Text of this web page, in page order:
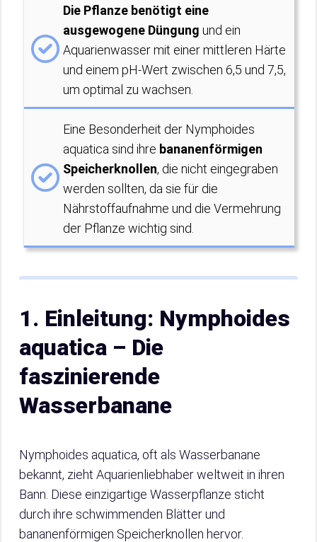
Die Pflanze benötigt eine
ausgewogene Düngung und ein
Aquarienwasser mit einer mittleren Härte
und einem pH-Wert zwischen 6,5 und 7,5,
um optimal zu wachsen.
Eine Besonderheit der Nymphoides
aquatica sind ihre bananenförmigen
Speicherknollen, die nicht eingegraben
werden sollten, da sie für die
Nährstoffaufnahme und die Vermehrung
der Pflanze wichtig sind.
1. Einleitung: Nymphoides
aquatica – Die
faszinierende
Wasserbanane
Nymphoides aquatica, oft als Wasserbanane
bekannt, zieht Aquarienliebhaber weltweit in ihren
Bann. Diese einzigartige Wasserpflanze sticht
durch ihre schwimmenden Blätter und
bananenförmigen Speicherknollen hervor.